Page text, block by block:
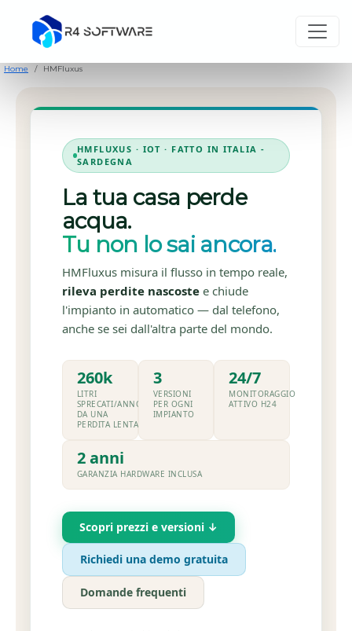
Home HMFluxus
HMFLUXUS · IOT · FATTO IN ITALIA -
SARDEGNA
La tua casa perde
acqua.
Tu non lo sai ancora.
HMFluxus misura il flusso in tempo reale,
rileva perdite nascostee chiude
l'impianto in automatico — dal telefono,
anche se sei dall'altra parte del mondo.
260k
LITRI
SPRECATI/ANNO
DA UNA
PERDITA LENTA
3
VERSIONI
PER OGNI
IMPIANTO
24/7
MONITORAGGIO
ATTIVO H24
2 anni
GARANZIA HARDWARE INCLUSA
Scopri prezzi e versioni ↓
Richiedi una demo gratuita
Domande frequenti